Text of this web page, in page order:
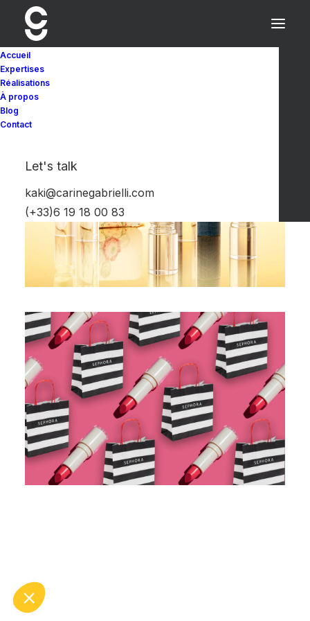
Accueil
Expertises
Réalisations
À propos
Blog
Contact
Let's talk
kaki@carinegabrielli.com
(+33)6 19 18 00 83